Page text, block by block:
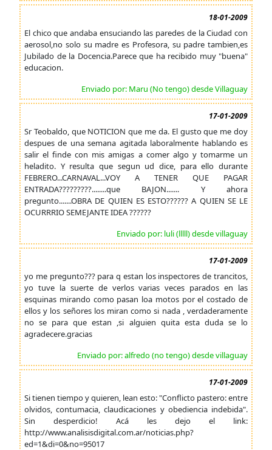
18-01-2009
El chico que andaba ensuciando las paredes de la Ciudad con
aerosol,no solo su madre es Profesora, su padre tambien,es
Jubilado de la Docencia.Parece que ha recibido muy "buena"
educacion.
Enviado por: Maru (No tengo) desde Villaguay
17-01-2009
Sr Teobaldo, que NOTICION que me da. El gusto que me doy
despues de una semana agitada laboralmente hablando es
salir el finde con mis amigas a comer algo y tomarme un
heladito. Y resulta que segun ud dice, para ello durante
FEBRERO...CARNAVAL...VOY A TENER QUE PAGAR
ENTRADA?????????........que BAJON....... Y ahora
pregunto.......OBRA DE QUIEN ES ESTO?????? A QUIEN SE LE
OCURRRIO SEMEJANTE IDEA ??????
Enviado por: luli (lllll) desde villaguay
17-01-2009
yo me pregunto??? para q estan los inspectores de trancitos,
yo tuve la suerte de verlos varias veces parados en las
esquinas mirando como pasan loa motos por el costado de
ellos y los señores los miran como si nada , verdaderamente
no se para que estan ,si alguien quita esta duda se lo
agradecere.gracias
Enviado por: alfredo (no tengo) desde villaguay
17-01-2009
Si tienen tiempo y quieren, lean esto: "Conflicto pastero: entre
olvidos, contumacia, claudicaciones y obediencia indebida".
Sin desperdicio! Acá les dejo el link:
http://www.analisisdigital.com.ar/noticias.php?
ed=1&di=0&no=95017